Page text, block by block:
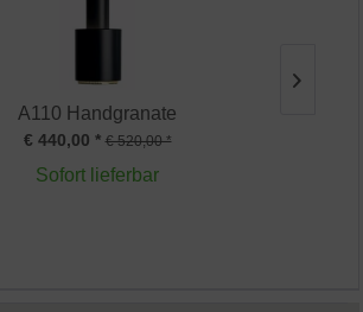
A110 Handgranate
€ 440,00 * € 520,00 *
Sofort lieferbar